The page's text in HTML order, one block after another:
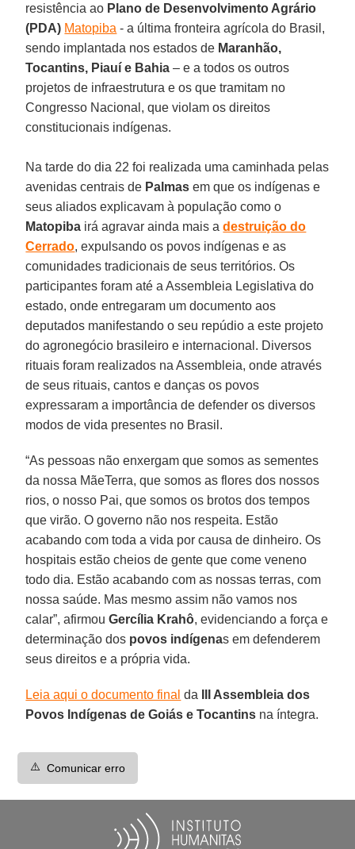
resistência ao Plano de Desenvolvimento Agrário
(PDA) Matopiba - a última fronteira agrícola do Brasil,
sendo implantada nos estados de Maranhão,
Tocantins, Piauí e Bahia – e a todos os outros
projetos de infraestrutura e os que tramitam no
Congresso Nacional, que violam os direitos
constitucionais indígenas.
Na tarde do dia 22 foi realizada uma caminhada pelas
avenidas centrais de Palmas em que os indígenas e
seus aliados explicavam à população como o
Matopiba irá agravar ainda mais adestruição do
Cerrado, expulsando os povos indígenas e as
comunidades tradicionais de seus territórios. Os
participantes foram até a Assembleia Legislativa do
estado, onde entregaram um documento aos
deputados manifestando o seu repúdio a este projeto
do agronegócio brasileiro e internacional. Diversos
rituais foram realizados na Assembleia, onde através
de seus rituais, cantos e danças os povos
expressaram a importância de defender os diversos
modos de vida presentes no Brasil.
“As pessoas não enxergam que somos as sementes
da nossa MãeTerra, que somos as flores dos nossos
rios, o nosso Pai, que somos os brotos dos tempos
que virão. O governo não nos respeita. Estão
acabando com toda a vida por causa de dinheiro. Os
hospitais estão cheios de gente que come veneno
todo dia. Estão acabando com as nossas terras, com
nossa saúde. Mas mesmo assim não vamos nos
calar”, afirmouGercília Krahô, evidenciando a força e
determinação dos povos indígenas em defenderem
seus direitos e a própria vida.
Leia aqui o documento final da
III Assembleia dos
Povos Indígenas de Goiás e Tocantins na íntegra.
⚠️ Comunicar erro